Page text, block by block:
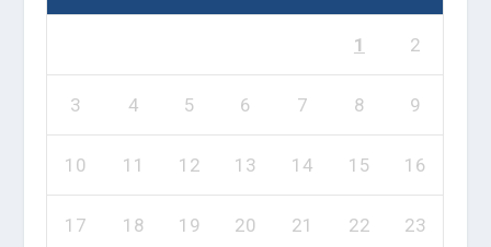
1 2
3 4 5 6 7 8 9
10 11 12 13 14 15 16
17 18 19 20 21 22 23